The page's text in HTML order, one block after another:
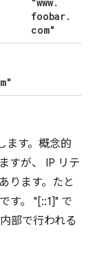
foobar.
com"
ます。概念的
すが、 IP リテ
ります。たと
す。 "[::1]" で
部で行われる